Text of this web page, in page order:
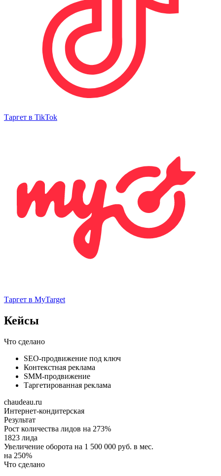
Таргет в TikTok
Таргет в MyTarget
Кейсы
Что сделано
SEO-продвижение под ключ
Контекстная реклама
SMM-продвижение
Таргетированная реклама
chaudeau.ru
Интернет-кондитерская
Результат
Рост количества лидов на 273%
1823 лида
Увеличение оборота на 1 500 000 руб. в мес.
на 250%
Что сделано